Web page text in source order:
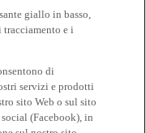
giallo in basso,
e i
di
servizi e prodotti
sito Web o sul sito
(Facebook), in